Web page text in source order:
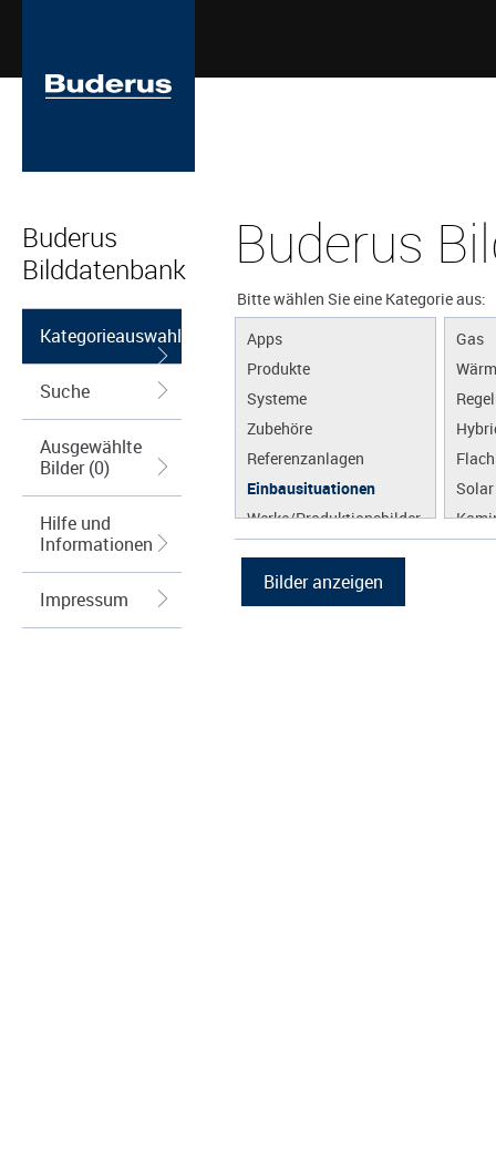
Buderus
Bilddatenbank
Kategorieauswahl
Suche
Ausgewählte
Bilder (0)
Hilfe und
Informationen
Impressum
Buderus
Bitte wählen Sie eine Kategorie aus:
Apps
Produkte
Systeme
Zubehöre
Referenzanlagen
Einbausituationen
Werke/Produktionsbilder
Grafiken
Gas
Solar